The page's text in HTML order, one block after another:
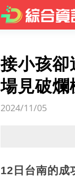
接小孩卻
場見破爛
2024/11/05
12日台南的成